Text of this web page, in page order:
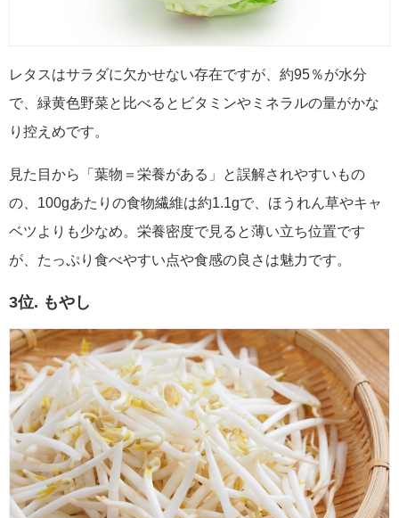
レタスはサラダに欠かせない存在ですが、約95％が水分
で、緑黄色野菜と比べるとビタミンやミネラルの量がかな
り控えめです。
見た目から「葉物＝栄養がある」と誤解されやすいもの
の、100gあたりの食物繊維は約1.1gで、ほうれん草やキャ
ベツよりも少なめ。栄養密度で見ると薄い立ち位置です
が、たっぷり食べやすい点や食感の良さは魅力です。
3位. もやし